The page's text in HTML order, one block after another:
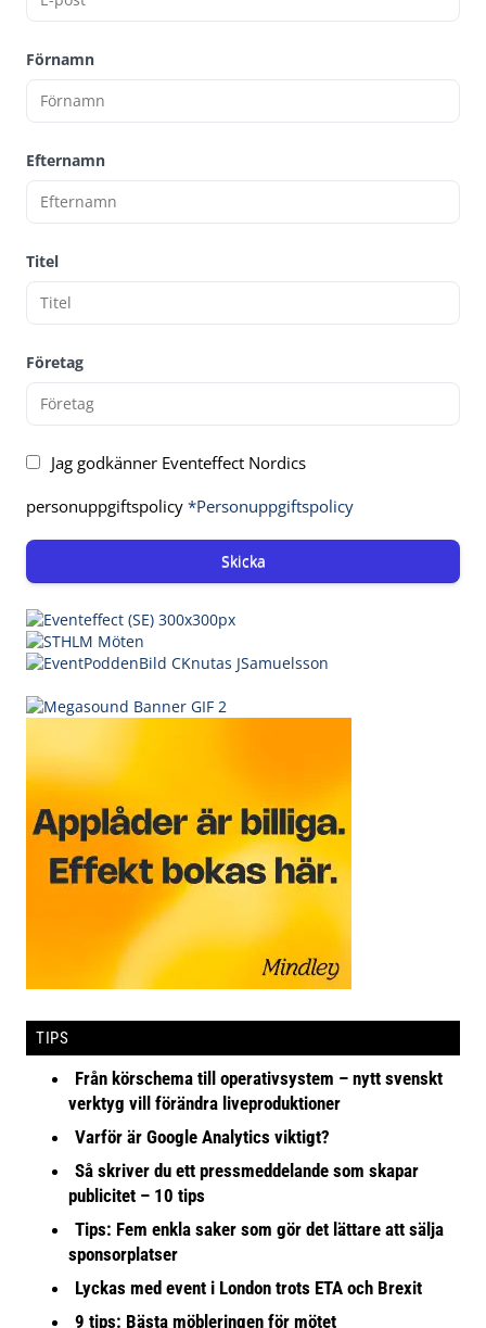
Förnamn
Efternamn
Titel
Företag
Jag godkänner Eventeffect Nordics
personuppgiftspolicy *Personuppgiftspolicy
Skicka
TIPS
Från körschema till operativsystem – nytt svenskt
verktyg vill förändra liveproduktioner
Varför är Google Analytics viktigt?
Så skriver du ett pressmeddelande som skapar
publicitet – 10 tips
Tips: Fem enkla saker som gör det lättare att sälja
sponsorplatser
Lyckas med event i London trots ETA och Brexit
9 tips: Bästa möbleringen för mötet